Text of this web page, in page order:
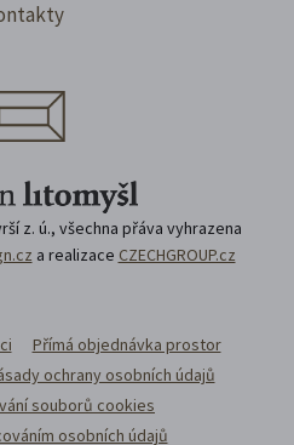
z. ú., všechna přáva vyhrazena
a realizace CZECHGROUP.cz
Přímá objednávka prostor
ochrany osobních údajů
souborů cookies
osobních údajů